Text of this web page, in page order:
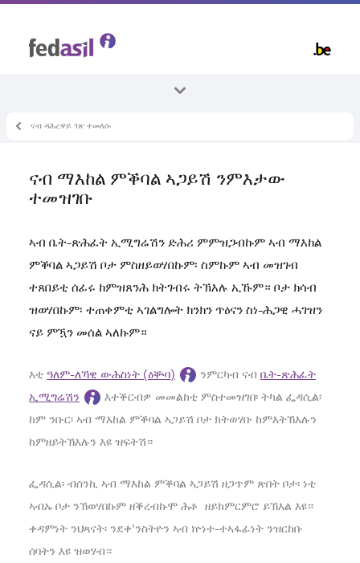
ኵላቶም ኣርእስተ-ቴማታት
ናብ ማእከል ምቕባል ኣጋይሽ ንምእታው ተመዝገቡ
ናብ ዳሕረዋይ ገጽ ተመለሱ
ናብ ማእከል ምቕባል ኣጋይሽ ንምእታው
ተመዝገቡ
ኣብ ቤት-ጽሕፈት ኢሚግሬሽን ድሕሪ ምምዝጋብኩም ኣብ ማእከል
ምቕባል ኣጋይሽ ቦታ ምስዘይወሃበኩም፡ ስምኩም ኣብ መዝገብ
ተጸበይቲ ሰፊሩ ከምዝጸንሕ ክትገብሩ ትኽእሉ ኢኹም። ቦታ ክሳብ
ዝወሃበኩም፡ ተጠቀምቲ ኣገልግሎት ክንክን ጥዕናን ስነ-ሕጋዊ ሓገዝን
ናይ ምዃን መሰል ኣለኩም።
እቲ ዓለም-ለኻዊ ውሕስነት (ዕቝባ) ንምርካብ ናብ ቤት-ጽሕፈት
ኢሚግሬሽን
እተቕርብዎ መመልከቲ ምስተመዝገበ፡ ትካል ፌዳሲል፡
ከም ንቡር፡ ኣብ ማእከል ምቕባል ኣጋይሽ ቦታ ክትወሃቡ ከምእትኽእሉን
ከምዘይትኽእሉን እዩ ዝፍትሽ።
ፌዳሲል፡ ብሰንኪ ኣብ ማእከል ምቕባል ኣጋይሽ ዘጋጥም ጽበት ቦታ፡ ነቲ
ኣብኡ ቦታ ንኽወሃበኩም ዘቕረብኩሞ ሕቶ ዘይክምርምሮ ይኽእል እዩ።
ቀዳምነት ንህጻናት፡ ንደቀ'ንስትዮን ኣብ ኵነተ-ተኣፋፊነት ንዝርከቡ
ሰባትን እዩ ዝወሃብ።